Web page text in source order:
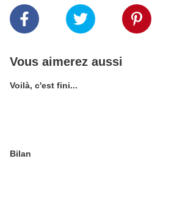
Vous aimerez aussi
Voilà, c'est fini...
Bilan